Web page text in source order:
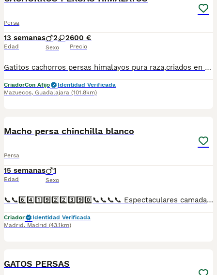
Persa
13 semanas
Edad
2 2
Sexo
600 €
Precio
Gatitos cachorros persas himalayos pura raza,criados en ambiente familiar revisión veterinaria,libres de leucemia, inmunodeficiencia y PKD,se envían a toda España
CriadorCon Afijo
Identidad Verificada
Mazuecos, Guadalajara (101.8km)
Macho persa chinchilla blanco
Persa
15 semanas
Edad
1
Sexo
📞📞6️⃣4️⃣1️⃣9️⃣2️⃣2️⃣3️⃣9️⃣0️⃣📞📞📞📞 Espectaculares camadas de perritos de machos y hembras de maltipoo nacionales descendientes de las mejores líneas de sangre. Disponibles tanto hembras como machos. Las camadas están bajo supervisión veterinaria desde su nacimiento hasta que son entregadas a su nueva familia. Criados por un equipo de profesionales y mejores personas que, con más de 20 años de experiencia , cuidan a los animales por vocación, aplicando una cría ética y responsable para que cada cachorro se desarrolle con la mejor salud y con un buen temperamento. Todos los cachorritos se entregan con unos dos meses y medio de edad y sus vacunas correspondientes, desparasitados interna y externamente, con certificado de salud, y garantía tanto por enfermedad vírica como congénito genética. Posibilidad de entregar en toda España mediante transporte propio preparado para animales y con chofer privado. Los precios pueden variar según las características y morfología de cada cachorro. Añádenos al whats app o llámanos, y encantados atenderemos todas tus dudas y consultas. Teléfono / Whats app: 641 92 23 90
Criador
Identidad Verificada
Madrid , Madrid (43.1km)
GATOS PERSAS